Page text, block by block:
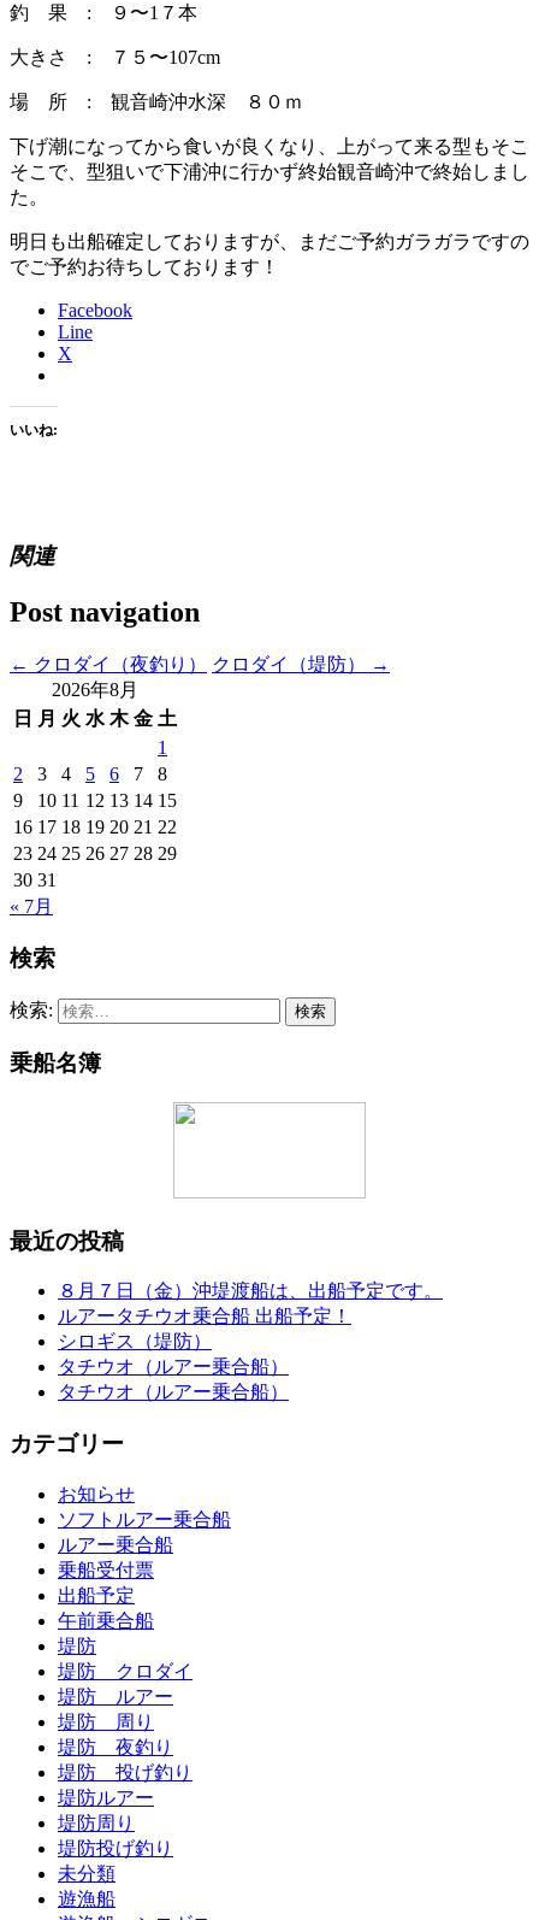
釣 果 : ９〜1７本
大きさ : ７５〜107cm
場 所 : 観音崎沖水深 ８０ｍ
下げ潮になってから食いが良くなり、上がって来る型もそこ
そこで、型狙いで下浦沖に行かず終始観音崎沖で終始しまし
た。
明日も出船確定しておりますが、まだご予約ガラガラですの
でご予約お待ちしております！
Facebook
Line
X
いいね:
関連
Post navigation
← クロダイ（夜釣り） クロダイ（堤防）
→
2026年8月
日
月 火 水 木 金 土
1
2
3 4 5 6 7
8
9
10 11 12 13 14 15
16 17 18 19 20 21 22
23 24 25 26 27 28 29
30 31
« 7月
検索
検索:
乗船名簿
最近の投稿
８月７日（金）沖堤渡船は、出船予定です。
ルアータチウオ乗合船 出船予定！
シロギス（堤防）
タチウオ（ルアー乗合船）
タチウオ（ルアー乗合船）
カテゴリー
お知らせ
ソフトルアー乗合船
ルアー乗合船
乗船受付票
出船予定
午前乗合船
堤防
堤防 クロダイ
堤防 ルアー
堤防 周り
堤防 夜釣り
堤防 投げ釣り
堤防ルアー
堤防周り
堤防投げ釣り
未分類
遊漁船